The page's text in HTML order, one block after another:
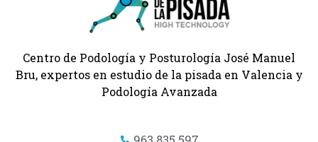
Centro de Podología y Posturología José Manuel
Bru, expertos en estudio de la pisada en Valencia y
Podología Avanzada